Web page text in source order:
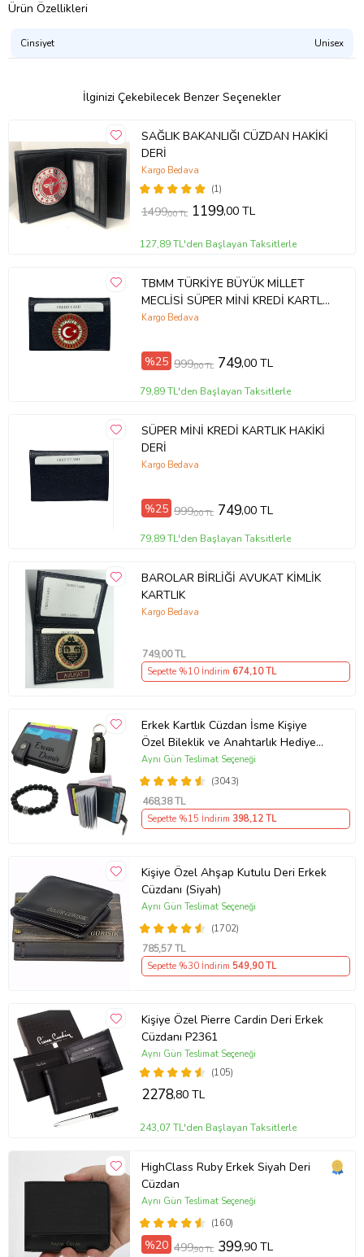
Ürün Özellikleri
Cinsiyet Unisex
İlginizi Çekebilecek Benzer Seçenekler
SAĞLIK BAKANLIĞI CÜZDAN HAKİKİ
DERİ
(1)
Kargo Bedava
1499,00 TL 1199,00 TL
127,89 TL'den Başlayan Taksitlerle
TBMM TÜRKİYE BÜYÜK MİLLET
MECLİSİ SÜPER MİNİ KREDİ KARTLIK
HAKİKİ DERİ
Kargo Bedava
%25 999,00 TL 749,00 TL
79,89 TL'den Başlayan Taksitlerle
SÜPER MİNİ KREDİ KARTLIK HAKİKİ
DERİ
Kargo Bedava
%25 999,00 TL 749,00 TL
79,89 TL'den Başlayan Taksitlerle
BAROLAR BİRLİĞİ AVUKAT KİMLİK
KARTLIK
Kargo Bedava
749,00 TL
Sepette %10 İndirim 674,10 TL
Erkek Kartlık Cüzdan İsme Kişiye
Özel Bileklik ve Anahtarlık Hediye
(Siyah)
(3043)
Aynı Gün Teslimat Seçeneği
468,38 TL
Sepette %15 İndirim 398,12 TL
Kişiye Özel Ahşap Kutulu Deri Erkek
Cüzdanı (Siyah)
(1702)
Aynı Gün Teslimat Seçeneği
785,57 TL
Sepette %30 İndirim 549,90 TL
Kişiye Özel Pierre Cardin Deri Erkek
Cüzdanı P2361
(105)
Aynı Gün Teslimat Seçeneği
2278,80 TL
243,07 TL'den Başlayan Taksitlerle
HighClass Ruby Erkek Siyah Deri
Cüzdan
(160)
Aynı Gün Teslimat Seçeneği
%20 499,90 TL 399,90 TL